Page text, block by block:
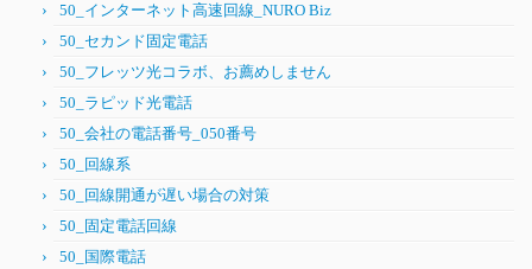
50_インターネット高速回線_NURO Biz
50_セカンド固定電話
50_フレッツ光コラボ、お薦めしません
50_ラピッド光電話
50_会社の電話番号_050番号
50_回線系
50_回線開通が遅い場合の対策
50_固定電話回線
50_国際電話